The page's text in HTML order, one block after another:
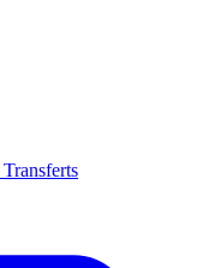
Transferts